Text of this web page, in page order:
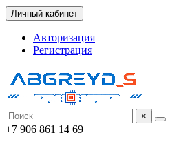
Личный кабинет
Авторизация
Регистрация
×
+7 906 861 14 69